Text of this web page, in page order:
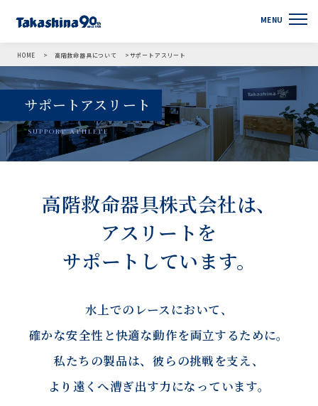
HOME 高階救命器具について サポートアスリート
サポートアスリート
SUPPORT ATHLETE
高階救命器具株式会社は、
アスリートを
サポートしています。
水上でのレースにおいて、
確かな安全性と快適な動作を両立するために。
私たちの製品は、彼らの挑戦を支え、
より遠くへ漕ぎ出す力になっています。